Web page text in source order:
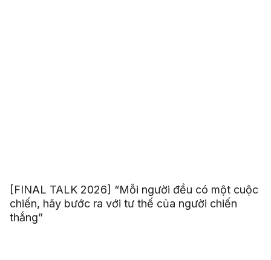
[FINAL TALK 2026] “Mỗi người đều có một cuộc
chiến, hãy bước ra với tư thế của người chiến
thắng”